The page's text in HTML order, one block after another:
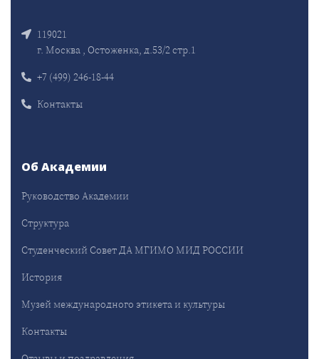
119021
г. Москва , Остоженка, д.53/2 стр.1
+7 (499) 246-18-44
Контакты
Об Академии
Руководство Академии
Структура
Студенческий Совет ДА МГИМО МИД РОССИИ
История
Музей международного этикета и культуры
Контакты